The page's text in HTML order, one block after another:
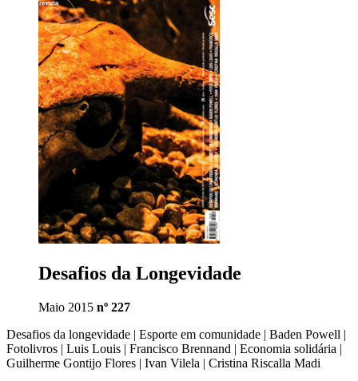
Desafios da Longevidade
Maio 2015 nº 227
Desafios da longevidade | Esporte em comunidade | Baden Powell |
Fotolivros | Luis Louis | Francisco Brennand | Economia solidária |
Guilherme Gontijo Flores | Ivan Vilela | Cristina Riscalla Madi